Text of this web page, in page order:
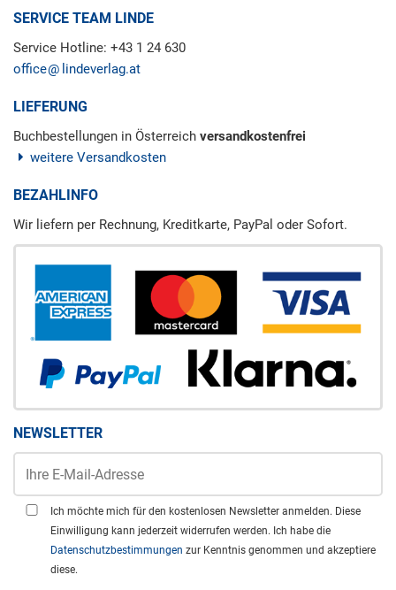
SERVICE TEAM LINDE
Service Hotline: +43 1 24 630
office
lindeverlag.at
LIEFERUNG
Buchbestellungen in Österreich versandkostenfrei
weitere Versandkosten
BEZAHLINFO
Wir liefern per Rechnung, Kreditkarte, PayPal oder Sofort.
NEWSLETTER
Ich möchte mich für den kostenlosen Newsletter anmelden. Diese
Einwilligung kann jederzeit widerrufen werden. Ich habe die
Datenschutzbestimmungen zur Kenntnis genommen und akzeptiere
diese.